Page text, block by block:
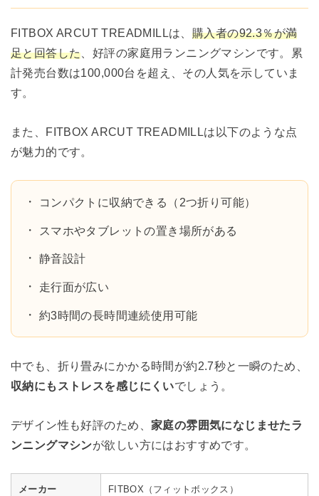
FITBOX ARCUT TREADMILLは、 購入者の92.3％が満
足と回答した 、好評の家庭用ランニングマシンです。累
計発売台数は100,000台を超え、その人気を示していま
す。
また、FITBOX ARCUT TREADMILLは以下のような点
が魅力的です。
コンパクトに収納できる（2つ折り可能）
スマホやタブレットの置き場所がある
静音設計
走行面が広い
約3時間の長時間連続使用可能
中でも、折り畳みにかかる時間が約2.7秒と一瞬のため、
収納にもストレスを感じにくいでしょう。
デザイン性も好評のため、 家庭の雰囲気になじませたラ
ンニングマシンが欲しい方にはおすすめです。
メーカー FITBOX（フィットボックス）